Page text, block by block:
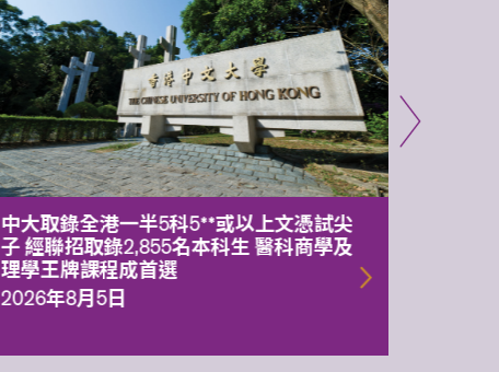
中大取錄全港一半5科5**或以上文憑試尖
子 經聯招取錄2,855名本科生 醫科商學及
理學王牌課程成首選
2026年8月5日